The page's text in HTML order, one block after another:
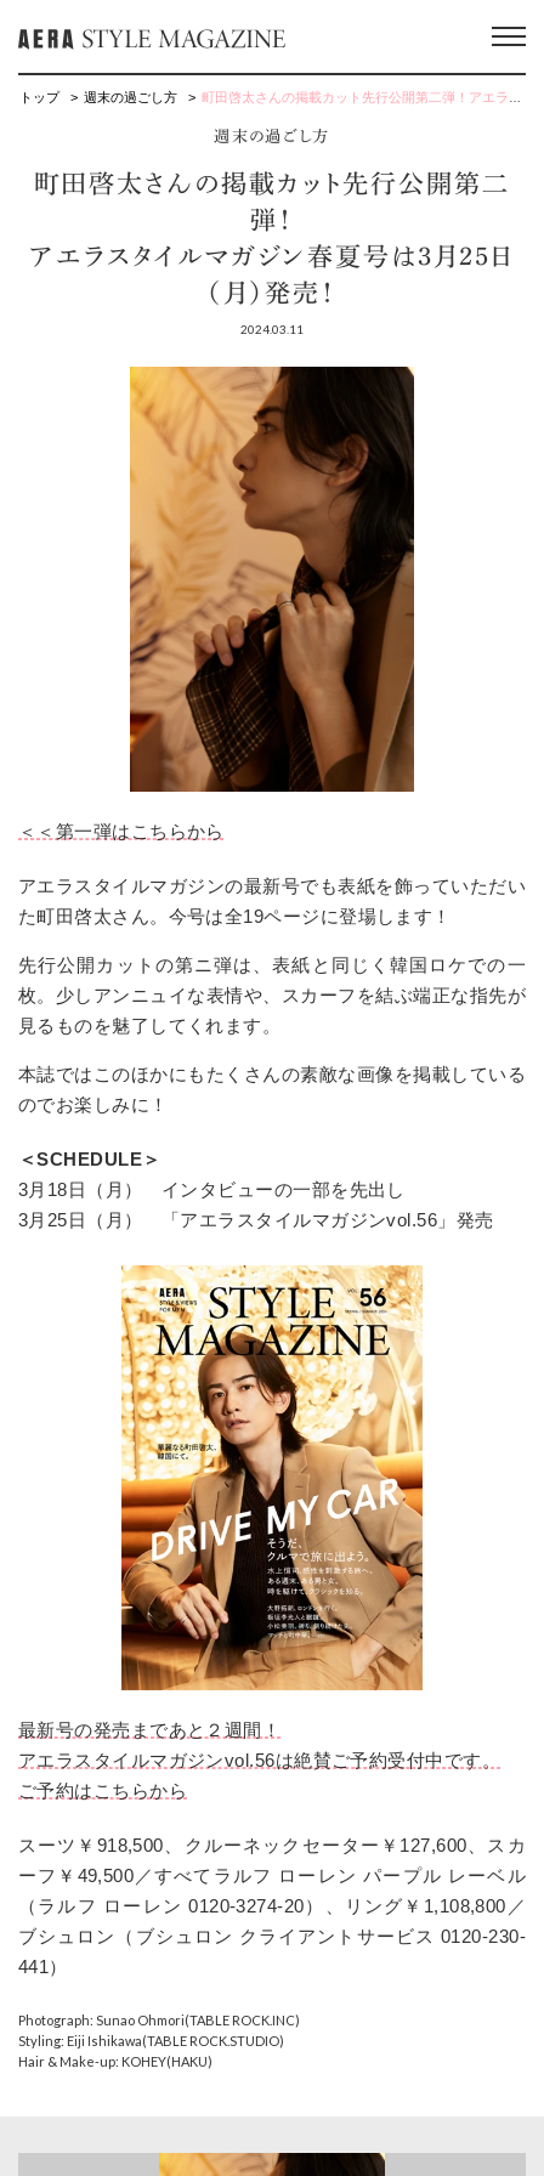
トップ 週末の過ごし方 町田啓太さんの掲載カット先行公開第二弾！アエラスタイルマガジン春夏号は3月25日（月）発売！
週末の過ごし方
町田啓太さんの掲載カット先行公開第二
弾！
アエラスタイルマガジン春夏号は3月25日
（月）発売！
2024.03.11
＜＜第一弾はこちらから
アエラスタイルマガジンの最新号でも表紙を飾っていただい
た町田啓太さん。今号は全19ページに登場します！
先行公開カットの第ニ弾は、表紙と同じく韓国ロケでの一
枚。少しアンニュイな表情や、
スカーフを結ぶ端正な指先が
見るものを魅了してくれます。
本誌ではこのほかにもたくさんの素敵な画像を掲載している
のでお楽しみに！
＜SCHEDULE＞
3月18日（月） インタビューの一部を先出し
3月25日（月） 「アエラスタイルマガジンvol.56」発売
最新号の発売まであと２週間！
アエラスタイルマガジンvol.56は絶賛ご予約受付中です。
ご予約はこちらから
スーツ￥918,500、クルーネックセーター￥127,600、スカ
ーフ￥49,500／すべてラルフ ローレン パープル レーベル
（ラルフ ローレン 0120-3274-20）、リング￥1,108,800／
ブシュロン（ブシュロン クライアントサービス 0120-230-
441）
Photograph: Sunao Ohmori(TABLE ROCK.INC)
Styling: Eiji Ishikawa(TABLE ROCK.STUDIO)
Hair & Make-up: KOHEY(HAKU)